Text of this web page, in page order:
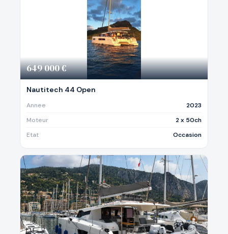
649 000 €
Nautitech 44 Open
Annee
2023
Moteur
2 x 50ch
Etat
Occasion